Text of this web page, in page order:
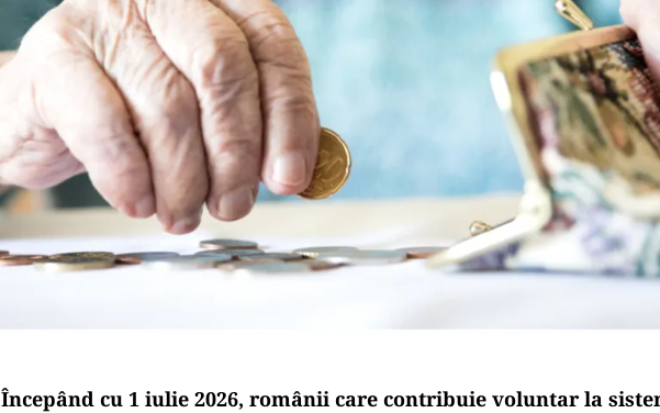
Începând cu 1 iulie 2026, românii care contribuie voluntar la